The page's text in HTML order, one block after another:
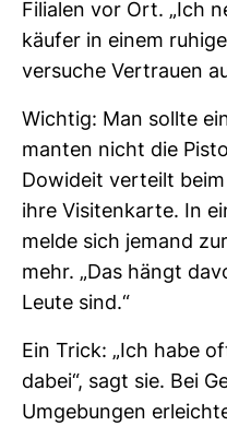
Filialen vor Ort. „Ich
käufer in einem
ver­suche Ver­trauen
Wichtig: Man sollte
manten nicht die
Dowi­deit ver­teilt
ihre Visi­ten­karte. In
melde sich jemand
mehr. „Das hängt
Leute sind.“
Ein Trick: „Ich habe
dabei“, sagt sie. Bei
Umge­bungen